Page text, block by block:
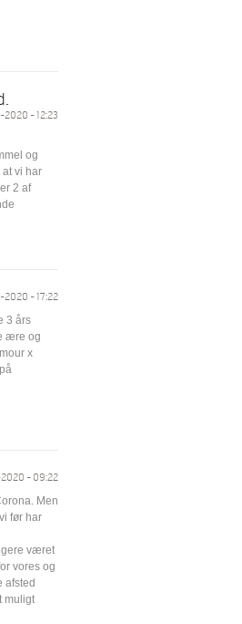
- 12:23
og
vi har
2 af
- 17:22
3 års
ære og
x
- 09:22
Men
før har
været
vores og
afsted
muligt